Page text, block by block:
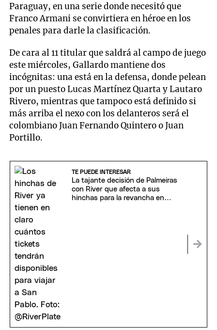
Paraguay, en una serie donde necesitó que
Franco Armani se convirtiera en héroe en los
penales para darle la clasificación.
De cara al 11 titular que saldrá al campo de juego
este miércoles, Gallardo mantiene dos
incógnitas: una está en la defensa, donde pelean
por un puesto Lucas Martínez Quarta y Lautaro
Rivero, mientras que tampoco está definido si
más arriba el nexo con los delanteros será el
colombiano Juan Fernando Quintero o Juan
Portillo.
TE PUEDE INTERESAR
La tajante decisión de Palmeiras
con River que afecta a sus
hinchas para la revancha en